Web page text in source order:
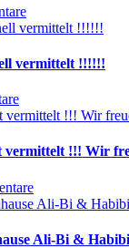
vermittelt !!!!!!
vermittelt !!! Wir
Ali-Bi &